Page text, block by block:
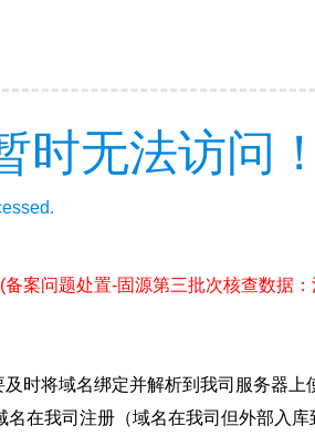
时无法访问！
(备案问题处置-固源第三批次核查数据
时将域名绑定并解析到我司服务器
在我司注册（域名在我司但外部入